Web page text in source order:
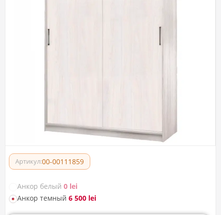
Артикул:00-00111859
Анкор белый 0 lei
Анкор темный 6 500 lei